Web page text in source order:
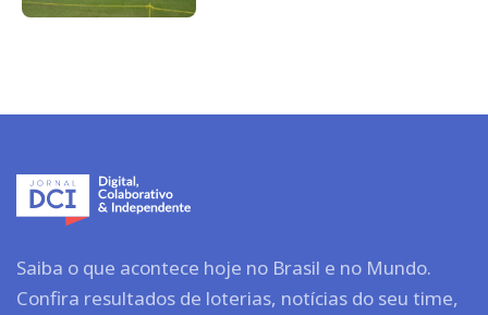
Saiba o que acontece hoje no Brasil e no Mundo.
Confira resultados de loterias, notícias do seu time,